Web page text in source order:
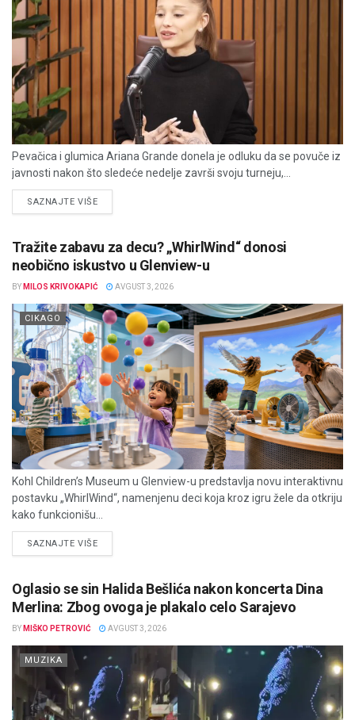
Pevačica i glumica Ariana Grande donela je odluku da se povuče iz
javnosti nakon što sledeće nedelje završi svoju turneju,...
SAZNAJTE VIŠEDETAILS
Tražite zabavu za decu? „WhirlWind“ donosi
neobično iskustvo u Glenview-u
BY MILOS KRIVOKAPIĆ AVGUST 3, 2026
CIKAGO
Kohl Children’s Museum u Glenview-u predstavlja novu interaktivnu
postavku „WhirlWind“, namenjenu deci koja kroz igru žele da otkriju
kako funkcionišu...
SAZNAJTE VIŠEDETAILS
Oglasio se sin Halida Bešlića nakon koncerta Dina
Merlina: Zbog ovoga je plakalo celo Sarajevo
BY MIŠKO PETROVIĆ AVGUST 3, 2026
MUZIKA